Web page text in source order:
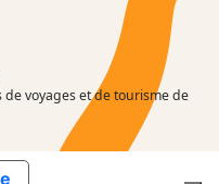
voyages et de tourisme de